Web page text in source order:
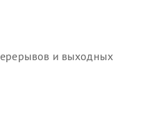
и выходных